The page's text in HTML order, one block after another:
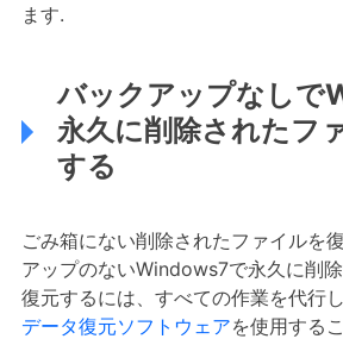
ます.
バックアップなしで
永久に削除されたフ
する
ごみ箱にない削除されたファイルを
アップのないWindows7で永久に削
復元するには、すべての作業を代行
データ復元ソフトウェアを使用する